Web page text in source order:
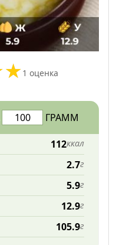
1 оценка
ГРАММ
112ккал
2.7г
5.9г
12.9г
105.9г